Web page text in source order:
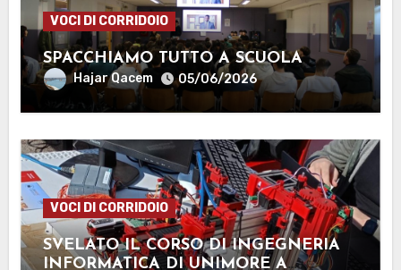
VOCI DI CORRIDOIO
SPACCHIAMO TUTTO A SCUOLA
Hajar Qacem 05/06/2026
VOCI DI CORRIDOIO
SVELATO IL CORSO DI INGEGNERIA
INFORMATICA DI UNIMORE A